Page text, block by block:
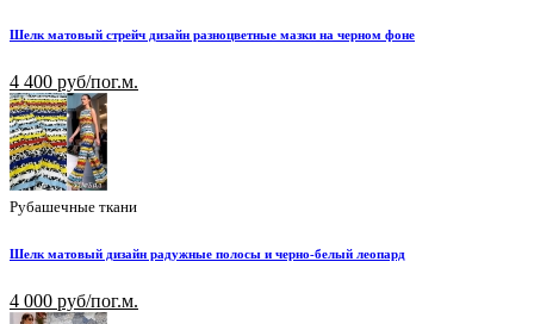
Шелк матовый стрейч дизайн разноцветные мазки на черном фоне
4 400 руб/пог.м.
Рубашечные ткани
Шелк матовый дизайн радужные полосы и черно-белый леопард
4 000 руб/пог.м.